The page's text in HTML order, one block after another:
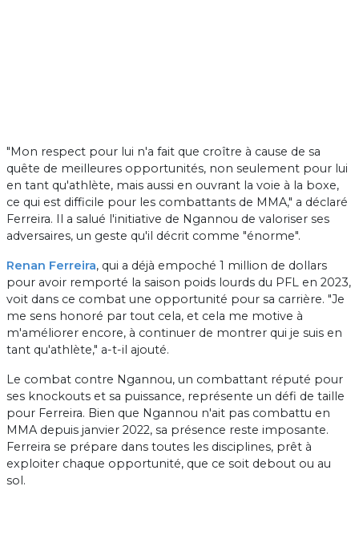
"Mon respect pour lui n'a fait que croître à cause de sa
quête de meilleures opportunités, non seulement pour lui
en tant qu'athlète, mais aussi en ouvrant la voie à la boxe,
ce qui est difficile pour les combattants de MMA," a déclaré
Ferreira. Il a salué l'initiative de Ngannou de valoriser ses
adversaires, un geste qu'il décrit comme "énorme".
Renan Ferreira, qui a déjà empoché 1 million de dollars
pour avoir remporté la saison poids lourds du PFL en 2023,
voit dans ce combat une opportunité pour sa carrière. "Je
me sens honoré par tout cela, et cela me motive à
m'améliorer encore, à continuer de montrer qui je suis en
tant qu'athlète," a-t-il ajouté.
Le combat contre Ngannou, un combattant réputé pour
ses knockouts et sa puissance, représente un défi de taille
pour Ferreira. Bien que Ngannou n'ait pas combattu en
MMA depuis janvier 2022, sa présence reste imposante.
Ferreira se prépare dans toutes les disciplines, prêt à
exploiter chaque opportunité, que ce soit debout ou au
sol.